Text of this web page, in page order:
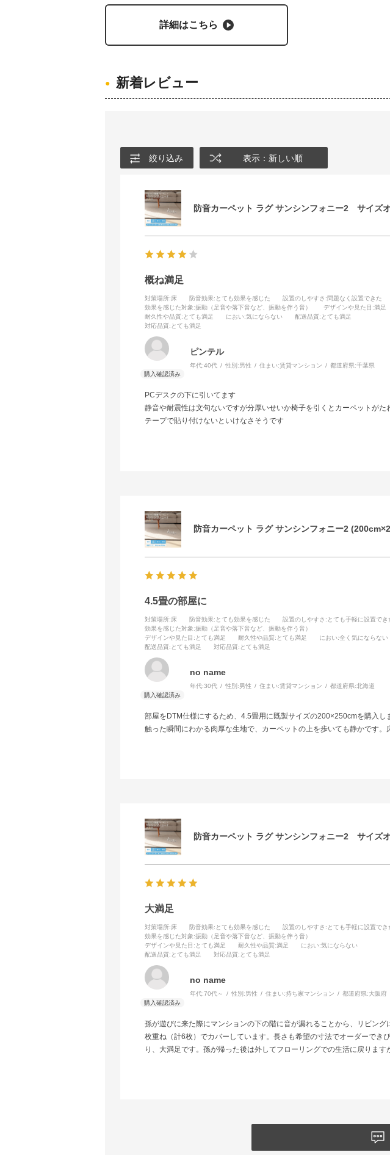
詳細はこちら
新着レビュー
絞り込み 表示：新しい順
防音カーペット ラグ サンシンフォニー2 サイズ
概ね満足
対策場所:床 防音効果:とても効果を感じた 設置のしやすさ :問題なく設置できた
効果を感じた対象:振動（足音や落下音など、振動を伴う音） デザインや見た目 :満足
耐久性や品質:とても満足 におい:気にならない 配送品質:とても満足
対応品質:とても満足
ピンテル
年代:40代 性別:男性 住まい:賃貸マンション 都道府県:千葉県
PCデスクの下に引いてます
静音や耐震性は文句ないですが分厚いせいか椅子を引くとカーペットがた
テープで貼り付けないといけなさそうです
防音カーペット ラグ サンシンフォニー2
4.5畳の部屋に
対策場所:床 防音効果:とても効果を感じた 設置のしやすさ :とても手軽に設置でき
効果を感じた対象:振動（足音や落下音など、振動を伴う音）
デザインや見た目 :とても満足 耐久性や品質:とても満足 におい:全く気にならない
配送品質:とても満足 対応品質:とても満足
no name
年代:30代 性別:男性 住まい:賃貸マンション 都道府県:北海道
部屋をDTM仕様にするため、4.5畳用に既製サイズの200×250cmを購入し
触った瞬間にわかる肉厚な生地で、カーペットの上を歩いても静かです。
防音カーペット ラグ サンシンフォニー2 サイズ
大満足
対策場所:床 防音効果:とても効果を感じた 設置のしやすさ :とても手軽に設置でき
効果を感じた対象:振動（足音や落下音など、振動を伴う音）
デザインや見た目 :とても満足 耐久性や品質:満足 におい:気にならない
配送品質:とても満足 対応品質:とても満足
no name
年代:70代～ 性別:男性 住まい:持ち家マンション 都道府県:大阪府
孫が遊びに来た際にマンションの下の階に音が漏れることから、リビン
枚重ね（計6枚）でカバーしています。長さも希望の寸法でオーダーでき
り、大満足です。孫が帰った後は外してフローリングでの生活に戻りま